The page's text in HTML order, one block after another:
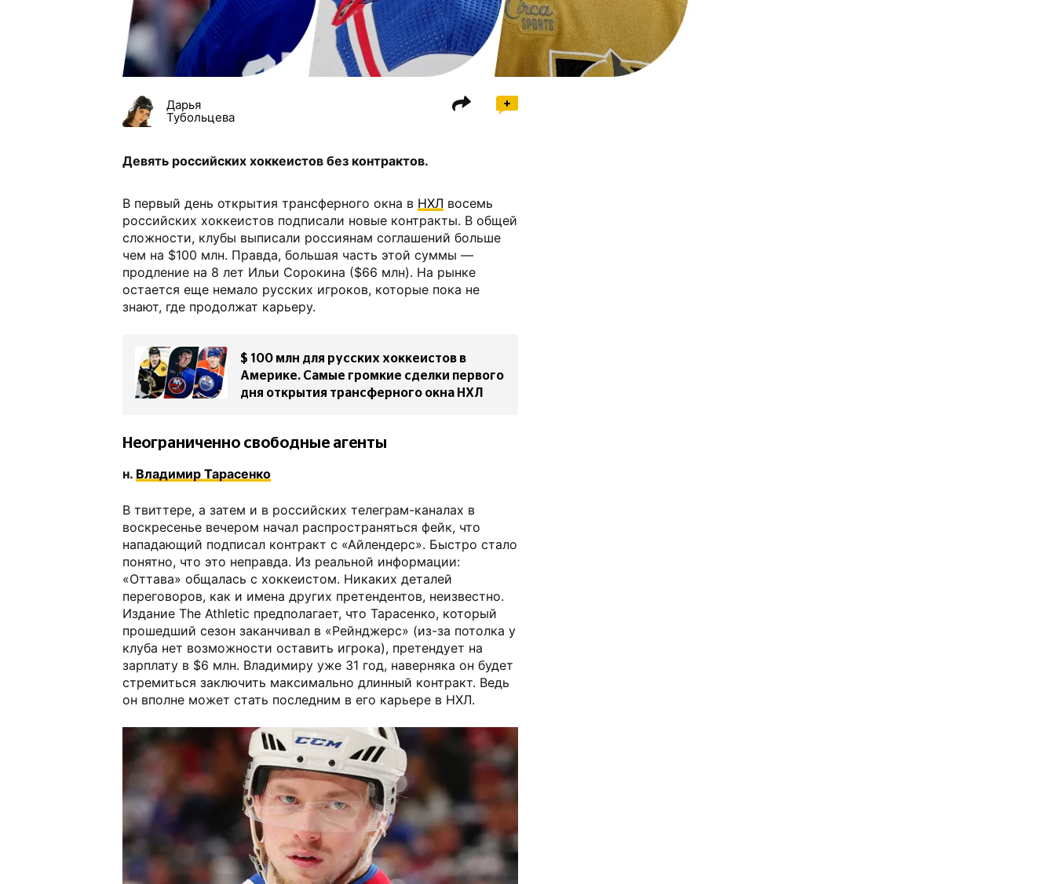
Дарья
Тубольцева
Девять российских хоккеистов без контрактов.
В первый день открытия трансферного окна в НХЛ восемь
российских хоккеистов подписали новые контракты. В общей
сложности, клубы выписали россиянам соглашений больше
чем на $100 млн. Правда, большая часть этой суммы —
продление на 8 лет Ильи Сорокина ($66 млн). На рынке
остается еще немало русских игроков, которые пока не
знают, где продолжат карьеру.
$ 100 млн для русских хоккеистов в
Америке. Самые громкие сделки первого
дня открытия трансферного окна НХЛ
Неограниченно свободные агенты
н. Владимир Тарасенко
В твиттере, а затем и в российских телеграм-каналах в
воскресенье вечером начал распространяться фейк, что
нападающий подписал контракт с «Айлендерс». Быстро стало
понятно, что это неправда. Из реальной информации:
«Оттава» общалась с хоккеистом. Никаких деталей
переговоров, как и имена других претендентов, неизвестно.
Издание The Athletic предполагает, что Тарасенко, который
прошедший сезон заканчивал в «Рейнджерс» (из-за потолка у
клуба нет возможности оставить игрока), претендует на
зарплату в $6 млн. Владимиру уже 31 год, наверняка он будет
стремиться заключить максимально длинный контракт. Ведь
он вполне может стать последним в его карьере в НХЛ.